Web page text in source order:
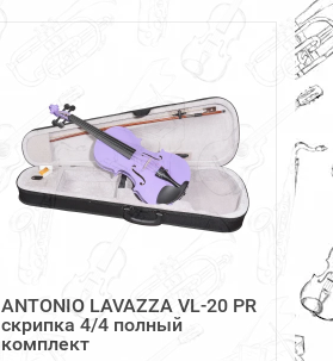
ANTONIO LAVAZZA VL-20 PR
скрипка 4/4 полный
комплект